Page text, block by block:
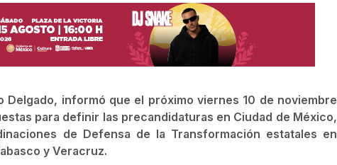
Delgado, informó que el próximo viernes 10 de noviembre
para definir las precandidaturas en Ciudad de México,
de Defensa de la Transformación estatales en
y Veracruz.